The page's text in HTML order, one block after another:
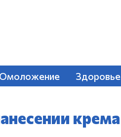
Омоложение Здоровье
крема